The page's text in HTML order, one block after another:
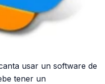
usar un software de
tener un